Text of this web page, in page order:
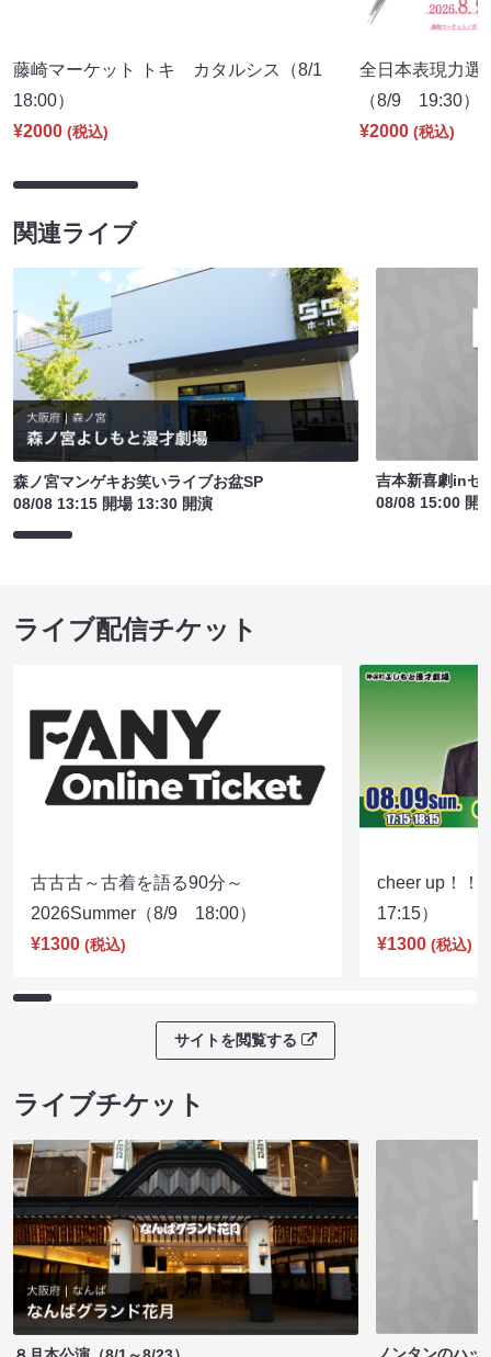
藤崎マーケット トキ カタルシス（8/1
18:00）
¥2000 (税込)
全日本表現力選
（8/9 19:30）
¥2000 (税込)
関連ライブ
森ノ宮マンゲキお笑いライブお盆SP
08/08 13:15 開場 13:30 開演
吉本新喜劇inセ
08/08 15:00 開
ライブ配信チケット
古古古～古着を語る90分～
2026Summer（8/9 18:00）
¥1300 (税込)
cheer up！
17:15）
¥1300 (税込)
サイトを閲覧する
ライブチケット
ノンタンのハッ